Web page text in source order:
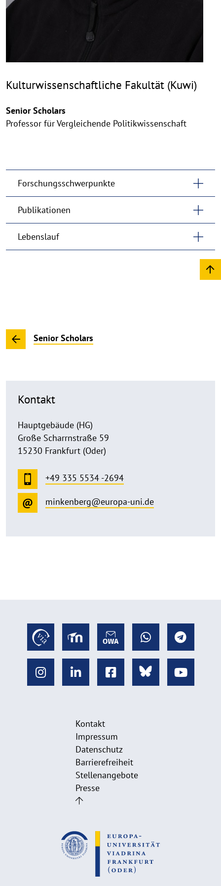
Kulturwissenschaftliche Fakultät (Kuwi)
Senior Scholars
Professor für Vergleichende Politikwissenschaft
Forschungsschwerpunkte
Publikationen
Lebenslauf
Senior Scholars
Kontakt
Hauptgebäude (HG)
Große Scharrnstraße 59
15230 Frankfurt (Oder)
+49 335 5534 -2694
minkenberg@europa-uni.de
Kontakt
Impressum
Datenschutz
Barrierefreiheit
Stellenangebote
Presse